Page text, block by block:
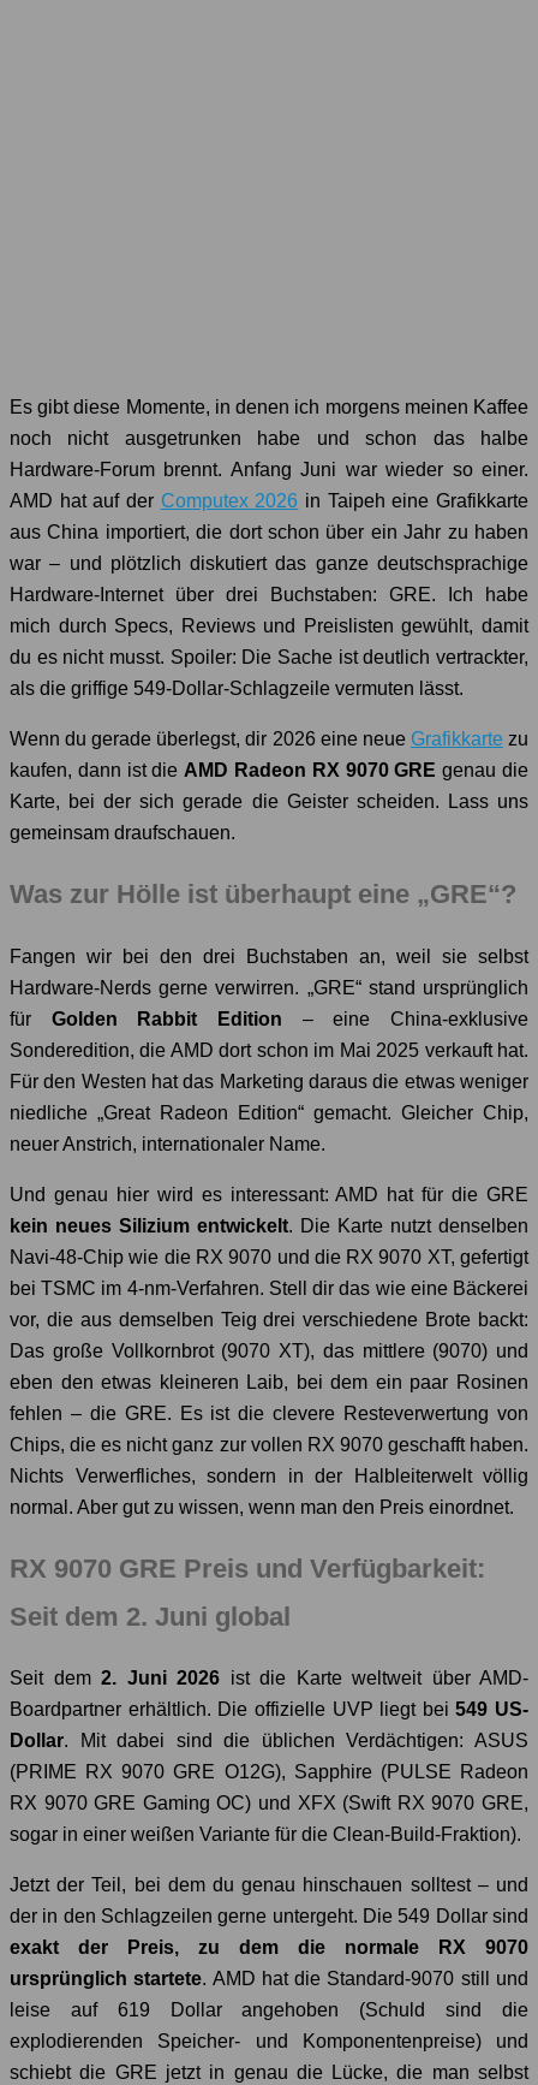
Es gibt diese Momente, in denen ich morgens meinen Kaffee
noch nicht ausgetrunken habe und schon das halbe
Hardware-Forum brennt. Anfang Juni war wieder so einer.
AMD hat auf der Computex 2026 in Taipeh eine Grafikkarte
aus China importiert, die dort schon über ein Jahr zu haben
war – und plötzlich diskutiert das ganze deutschsprachige
Hardware-Internet über drei Buchstaben: GRE. Ich habe
mich durch Specs, Reviews und Preislisten gewühlt, damit
du es nicht musst. Spoiler: Die Sache ist deutlich vertrackter,
als die griffige 549-Dollar-Schlagzeile vermuten lässt.
Wenn du gerade überlegst, dir 2026 eine neue Grafikkartezu
kaufen, dann ist die AMD Radeon RX 9070 GRE genau die
Karte, bei der sich gerade die Geister scheiden. Lass uns
gemeinsam draufschauen.
Was zur Hölle ist überhaupt eine „GRE“?
Fangen wir bei den drei Buchstaben an, weil sie selbst
Hardware-Nerds gerne verwirren. „GRE“ stand ursprünglich
für Golden Rabbit Edition – eine China-exklusive
Sonderedition, die AMD dort schon im Mai 2025 verkauft hat.
Für den Westen hat das Marketing daraus die etwas weniger
niedliche „Great Radeon Edition“ gemacht. Gleicher Chip,
neuer Anstrich, internationaler Name.
Und genau hier wird es interessant: AMD hat für die GRE
kein neues Silizium entwickelt. Die Karte nutzt denselben
Navi-48-Chip wie die RX 9070 und die RX 9070 XT, gefertigt
bei TSMC im 4-nm-Verfahren. Stell dir das wie eine Bäckerei
vor, die aus demselben Teig drei verschiedene Brote backt:
Das große Vollkornbrot (9070 XT), das mittlere (9070) und
eben den etwas kleineren Laib, bei dem ein paar Rosinen
fehlen – die GRE. Es ist die clevere Resteverwertung von
Chips, die es nicht ganz zur vollen RX 9070 geschafft haben.
Nichts Verwerfliches, sondern in der Halbleiterwelt völlig
normal. Aber gut zu wissen, wenn man den Preis einordnet.
RX 9070 GRE Preis und Verfügbarkeit:
Seit dem 2. Juni global
Seit dem 2. Juni 2026 ist die Karte weltweit über AMD-
Boardpartner erhältlich. Die offizielle UVP liegt bei549 US-
Dollar. Mit dabei sind die üblichen Verdächtigen: ASUS
(PRIME RX 9070 GRE O12G), Sapphire (PULSE Radeon
RX 9070 GRE Gaming OC) und XFX (Swift RX 9070 GRE,
sogar in einer weißen Variante für die Clean-Build-Fraktion).
Jetzt der Teil, bei dem du genau hinschauen solltest – und
der in den Schlagzeilen gerne untergeht. Die 549 Dollar sind
exakt der Preis, zu dem die normale RX 9070
ursprünglich startete. AMD hat die Standard-9070 still und
leise auf 619 Dollar angehoben (Schuld sind die
explodierenden Speicher- und Komponentenpreise) und
schiebt die GRE jetzt in genau die Lücke, die man selbst